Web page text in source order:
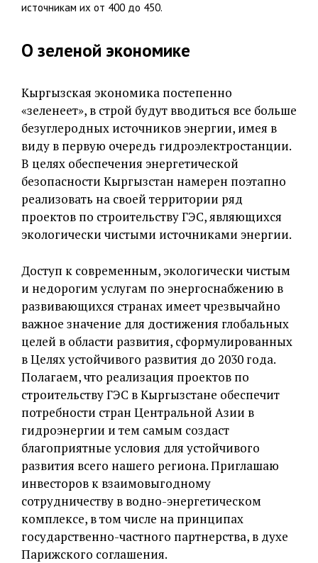
источникам их от 400 до 450.
О зеленой экономике
Кыргызская экономика постепенно
«зеленеет», в строй будут вводиться все больше
безуглеродных источников энергии, имея в
виду в первую очередь гидроэлектростанции.
В целях обеспечения энергетической
безопасности Кыргызстан намерен поэтапно
реализовать на своей территории ряд
проектов по строительству ГЭС, являющихся
экологически чистыми источниками энергии.
Доступ к современным, экологически чистым
и недорогим услугам по энергоснабжению в
развивающихся странах имеет чрезвычайно
важное значение для достижения глобальных
целей в области развития, сформулированных
в Целях устойчивого развития до 2030 года.
Полагаем, что реализация проектов по
строительству ГЭС в Кыргызстане обеспечит
потребности стран Центральной Азии в
гидроэнергии и тем самым создаст
благоприятные условия для устойчивого
развития всего нашего региона. Приглашаю
инвесторов к взаимовыгодному
сотрудничеству в водно-энергетическом
комплексе, в том числе на принципах
государственно-частного партнерства, в духе
Парижского соглашения.